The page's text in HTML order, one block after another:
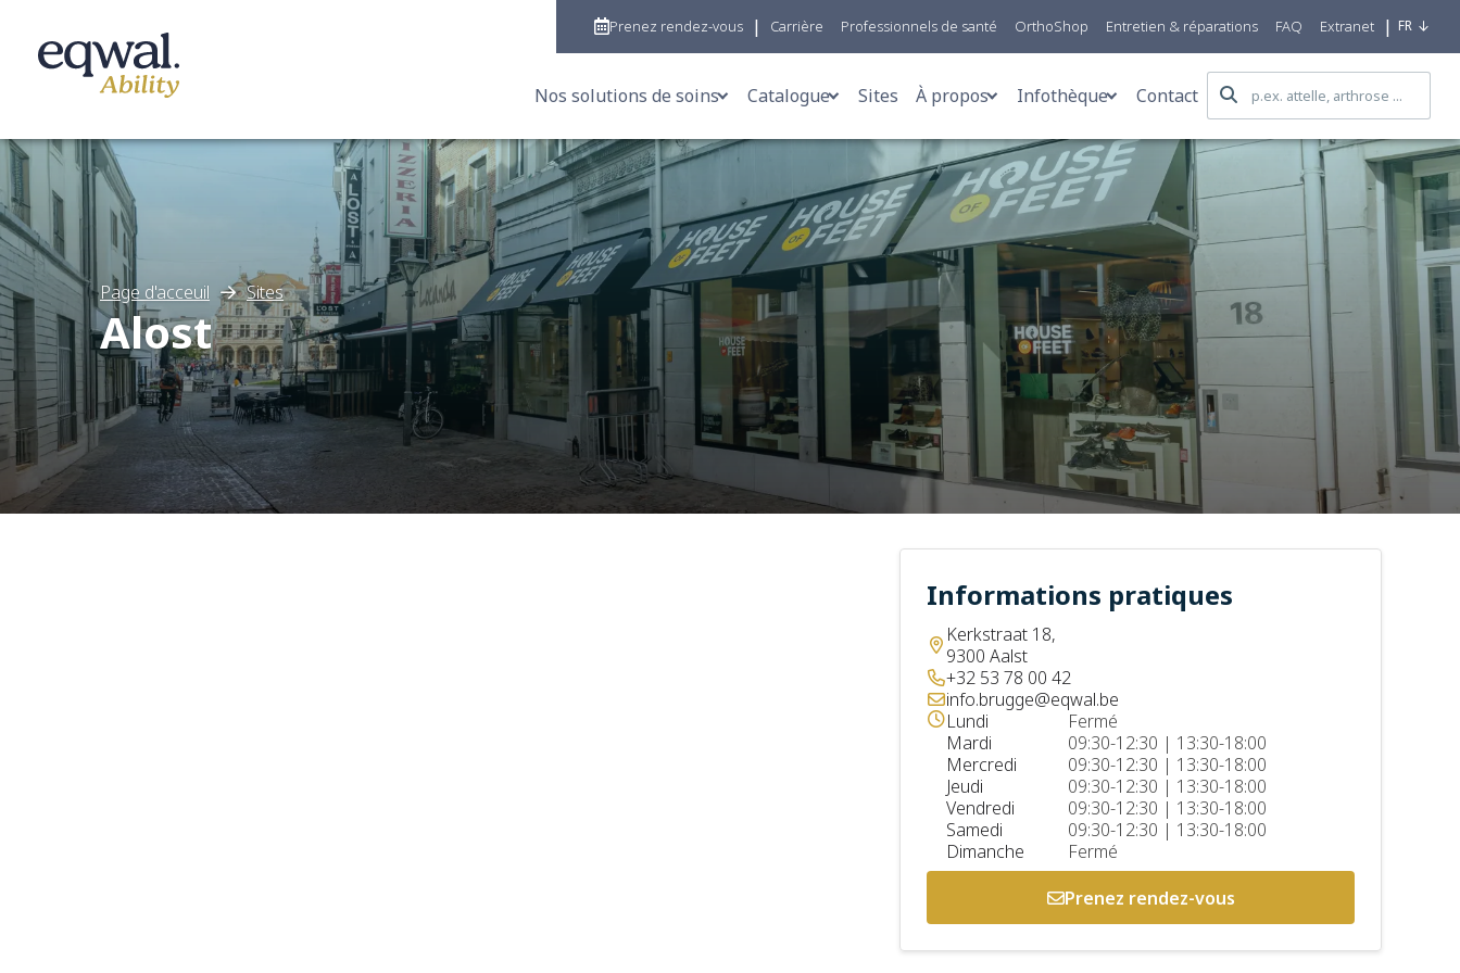
Nos solutions de soins
Aides à la mobilité
Orthèses & Bandages
Chaussures orthopédiques
Semelles orthopédiques
Prothèses
Vêtements compressifs & prothèses mammaires
Stomie et incontinence
Corset-sièges
Analyse de la marche
Catalogue
Aides à la mobilité
Chaussures orthopédiques
Vêtements compressifs & prothèses mammaires
Orthèses & bandages
Stomie et incontinence
Semelles orthopédiques
Corset-sièges
Sites À propos
We care for all
Eqwal Group
Mobility Centers
R&D
Production
Infothèque
Blog
Témoignages
Actualités
Infos pratiques
FAQ
Contact
Prenez rendez-vous | Carrière Professionnels de santé OrthoShop Entretien & réparations FAQ Extranet | FR
Nos solutions de soins
Catalogue
Sites
À propos
Page d'acceuil Sites
Alost
Informations pratiques
Kerkstraat 18,
9300 Aalst
+32 53 78 00 42
info.brugge@eqwal.be
Lundi
Fermé
Mardi
09:30-12:30 | 13:30-18:00
Mercredi
09:30-12:30 | 13:30-18:00
Jeudi
09:30-12:30 | 13:30-18:00
Vendredi
09:30-12:30 | 13:30-18:00
Samedi
09:30-12:30 | 13:30-18:00
Dimanche
Fermé
Prenez rendez-vous